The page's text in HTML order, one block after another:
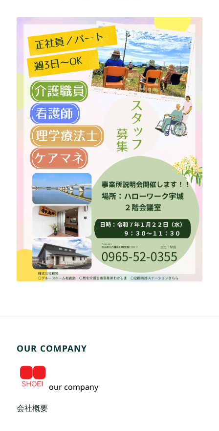
OUR COMPANY
our company
会社概要